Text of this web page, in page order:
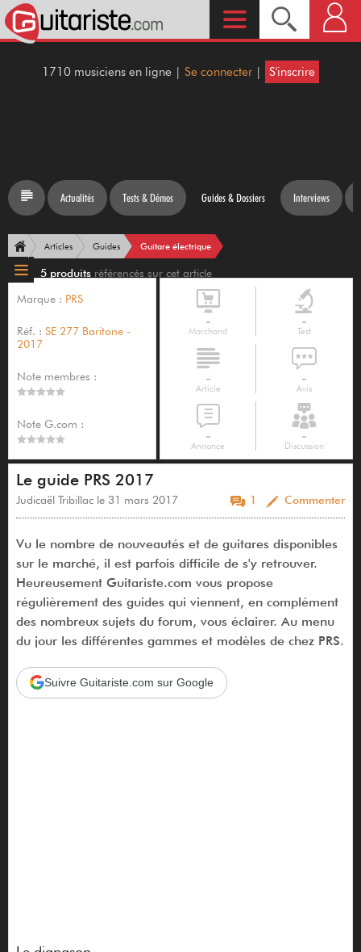
1710 musiciens en ligne | Se connecter | S'inscrire
Actualités Tests & Démos Guides & Dossiers Interviews
Articles Guides Guitare électrique
5 produits référencés sur cet article
Marque : PRS
Réf. : SE 277 Baritone -
2017
Note membres :
Note G.com :
-
Marchand
-
Test
-
Article
-
Avis
-
Annonce
-
Discussion
Le guide PRS 2017
Judicaël Tribillac le 31 mars 2017 1 Commenter
Vu le nombre de nouveautés et de guitares disponibles
sur le marché, il est parfois difficile de s'y retrouver.
Heureusement Guitariste.com vous propose
régulièrement des guides qui viennent, en complément
des nombreux sujets du forum, vous éclairer. Au menu
du jour les différentes gammes et modèles de chez PRS.
Suivre Guitariste.com sur Google